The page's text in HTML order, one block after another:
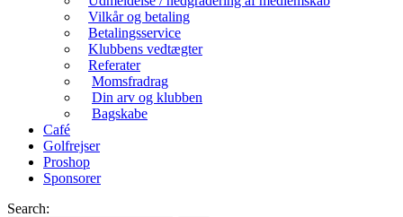
Vilkår og betaling
Betalingsservice
Klubbens vedtægter
Referater
Momsfradrag
Din arv og klubben
Bagskabe
Café
Golfrejser
Proshop
Sponsorer
Search: